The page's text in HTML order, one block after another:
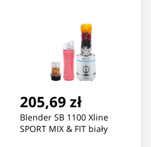
205,69 zł
Blender SB 1100 Xline
SPORT MIX & FIT biały